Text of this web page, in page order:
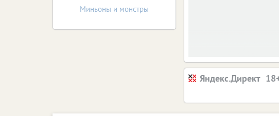
Яндекс.Директ
Миньоны и монстры